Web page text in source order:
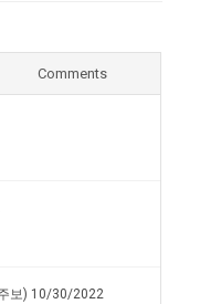
Comments
보) 10/30/2022